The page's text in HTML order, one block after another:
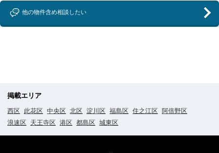
他の物件含め相談したい
掲載エリア
西区 此花区 中央区 北区 淀川区 福島区 住之江区 阿倍野区
浪速区
天王寺区 港区 都島区 城東区